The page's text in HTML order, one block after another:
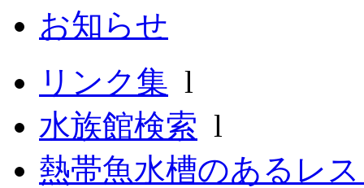
お知らせ
リンク集 l
水族館検索 l
熱帯魚水槽のあるレ